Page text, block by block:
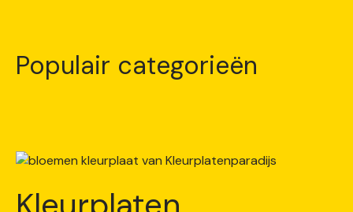
Populair categorieën